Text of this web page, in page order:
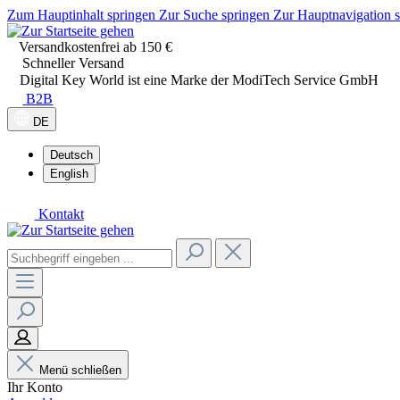
Zum Hauptinhalt springen Zur Suche springen Zur Hauptnavigation
Versandkostenfrei ab 150 €
Schneller Versand
Digital Key World ist eine Marke der ModiTech Service GmbH
B2B
DE
Deutsch
English
Kontakt
Menü schließen
Ihr Konto